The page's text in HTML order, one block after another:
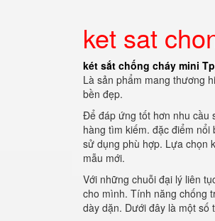
ket sat
két sắt chống cháy mini
Là sản phẩm mang thương
bền đẹp.
Để đáp ứng tốt hơn nhu cầu
hàng tìm kiếm. đặc điểm
sử dụng phù hợp. Lựa chọn
mẫu mới.
Với những chuỗi đại lý liên
cho mình. Tính năng chống
dày dặn. Dưới đây là một số